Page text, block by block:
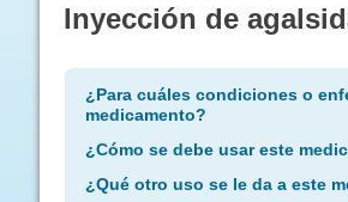
aquí:
Inyección de
¿Para cuáles condiciones o
medicamento?
¿Cómo se debe usar este
¿Qué otro uso se le da a este